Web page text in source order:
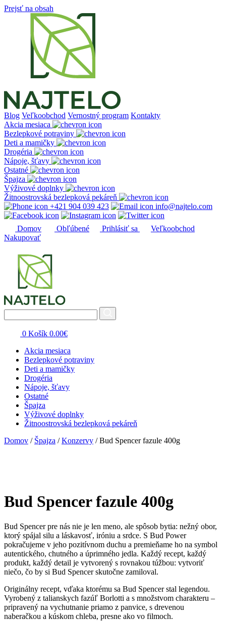
Prejsť na obsah
Blog Veľkoobchod Vernostný program Kontakty
Akcia mesiaca
Bezlepkové potraviny
Deti a mamičky
Drogéria
Nápoje, šťavy
Ostatné
Špajza
Výživové doplnky
Žitnoostrovská bezlepková pekáreň
+421 904 039 423
info@najtelo.com
Domov Obľúbené Prihlásiť sa
Veľkoobchod
Nakupovať
0 Košík 0.00€
Akcia mesiaca
Bezlepkové potraviny
Deti a mamičky
Drogéria
Nápoje, šťavy
Ostatné
Špajza
Výživové doplnky
Žitnoostrovská bezlepková pekáreň
Domov / Špajza /Konzervy / Bud Spencer fazule 400g
Bud Spencer fazule 400g
Bud Spencer pre nás nie je len meno, ale spôsob bytia: nežný obor,
ktorý spájal silu a láskavosť, iróniu a srdce. S Bud Power
pokračujeme v jeho pozitívnom duchu a premieňame ho na symbol
autentického, chutného a úprimného jedla. Každý recept, každý
produkt, každý detail je vytvorený s rovnakou túžbou: vytvoriť
niečo, čo by si Bud Spencer skutočne zamiloval.
Originálny recept, vďaka ktorému sa Bud Spencer stal legendou.
Vyrobený z talianskych fazúľ Borlotti a s množstvom charakteru –
pripravený na vychutnanie priamo z panvice, s drevenou
naberačkou a kúskom chleba, presne ako vo filmoch.